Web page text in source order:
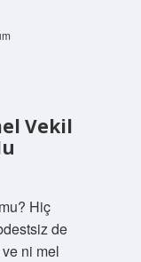
Vekil
Hiç
de
ni mel